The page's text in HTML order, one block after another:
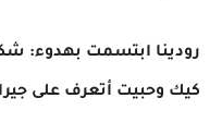
رودينا ابتسمت بهدوء:
كيك وحبيت أتعرف على